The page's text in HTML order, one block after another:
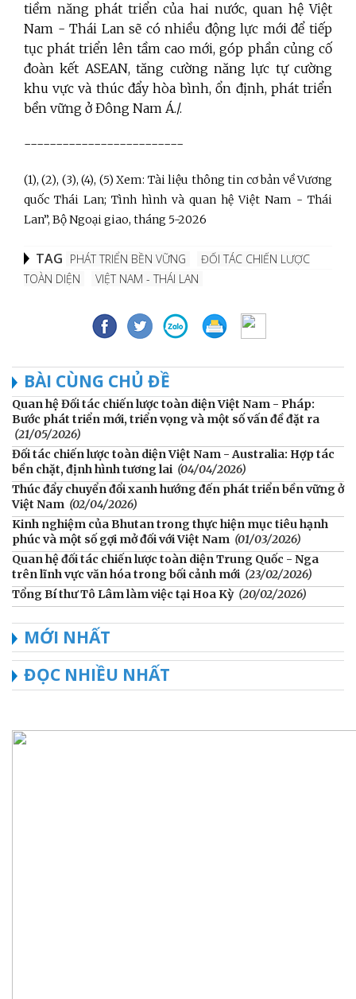
tiềm năng phát triển của hai nước, quan hệ Việt
Nam - Thái Lan sẽ có nhiều động lực mới để tiếp
tục phát triển lên tầm cao mới, góp phần củng cố
đoàn kết ASEAN, tăng cường năng lực tự cường
khu vực và thúc đẩy hòa bình, ổn định, phát triển
bền vững ở Đông Nam Á./.
-------------------------
(1), (2), (3), (4), (5) Xem: Tài liệu thông tin cơ bản về Vương
quốc Thái Lan; Tình hình và quan hệ Việt Nam - Thái
Lan”, Bộ Ngoại giao, tháng 5-2026
TAG PHÁT TRIỂN BỀN VỮNG
ĐỐI TÁC CHIẾN LƯỢC
TOÀN DIỆN
VIỆT NAM - THÁI LAN
BÀI CÙNG CHỦ ĐỀ
Quan hệ Đối tác chiến lược toàn diện Việt Nam - Pháp:
Bước phát triển mới, triển vọng và một số vấn đề đặt ra
(21/05/2026)
Đối tác chiến lược toàn diện Việt Nam - Australia: Hợp tác
bền chặt, định hình tương lai (04/04/2026)
Thúc đẩy chuyển đổi xanh hướng đến phát triển bền vững ở
Việt Nam (02/04/2026)
Kinh nghiệm của Bhutan trong thực hiện mục tiêu hạnh
phúc và một số gợi mở đối với Việt Nam (01/03/2026)
Quan hệ đối tác chiến lược toàn diện Trung Quốc - Nga
trên lĩnh vực văn hóa trong bối cảnh mới (23/02/2026)
Tổng Bí thư Tô Lâm làm việc tại Hoa Kỳ (20/02/2026)
MỚI NHẤT
ĐỌC NHIỀU NHẤT